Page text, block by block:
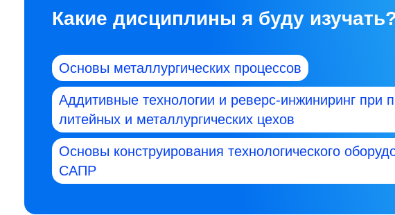
Какие дисциплины я буду
Основы металлургических процессов
Аддитивные технологии и реверс-инжиниринг при
литейных и металлургических цехов
Основы конструирования технологического
САПР